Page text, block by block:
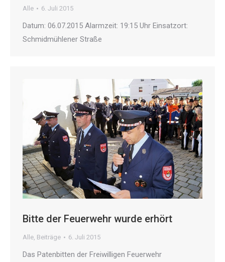
Alle 6. Juli 2015
Datum: 06.07.2015 Alarmzeit: 19:15 Uhr Einsatzort:
Schmidmühlener Straße
Bitte der Feuerwehr wurde erhört
Alle, Beiträge 6. Juli 2015
Das Patenbitten der Freiwilligen Feuerwehr